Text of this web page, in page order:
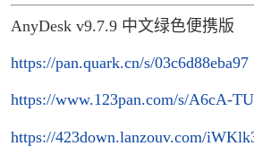
AnyDesk v9.7.9 中文绿色便携版
https://pan.quark.cn/s/03c6d88eba97
https://www.123pan.com/s/A6cA-
https://423down.lanzouv.com/